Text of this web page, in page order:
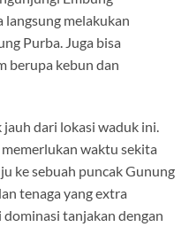
langsung melakukan
Purba. Juga bisa
berupa kebun dan
dari lokasi waduk ini.
waktu sekita
ke sebuah puncak Gunung
tenaga yang extra
tanjakan dengan